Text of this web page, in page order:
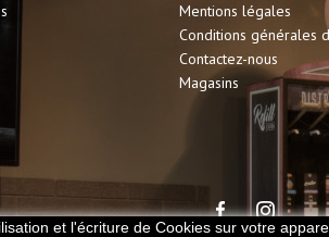
Mentions légales
Conditions générales
Contactez-nous
Magasins
et l'écriture de Cookies sur votre